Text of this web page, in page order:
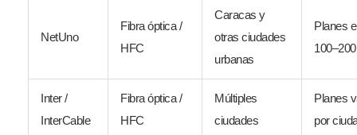
NetUno
Fibra óptica /
HFC
Caracas y
otras ciudades
urbanas
Planes
Inter /
InterCable
Fibra óptica /
HFC
Múltiples
ciudades
Planes
por